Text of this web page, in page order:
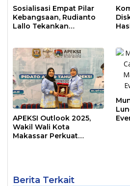
Sosialisasi Empat Pilar
Kebangsaan, Rudianto
Lallo Tekankan
APEKSI Outlook 2025,
Wakil Wali Kota
Makassar Perkuat
Berita Terkait